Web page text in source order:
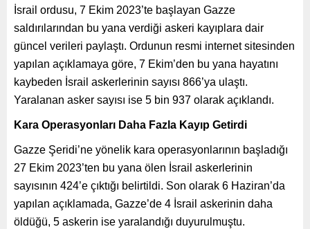
İsrail ordusu, 7 Ekim 2023’te başlayan Gazze
saldırılarından bu yana verdiği askeri kayıplara dair
güncel verileri paylaştı. Ordunun resmi internet sitesinden
yapılan açıklamaya göre, 7 Ekim’den bu yana hayatını
kaybeden İsrail askerlerinin sayısı 866’ya ulaştı.
Yaralanan asker sayısı ise 5 bin 937 olarak açıklandı.
Kara Operasyonları Daha Fazla Kayıp Getirdi
Gazze Şeridi’ne yönelik kara operasyonlarının başladığı
27 Ekim 2023’ten bu yana ölen İsrail askerlerinin
sayısının 424’e çıktığı belirtildi. Son olarak 6 Haziran’da
yapılan açıklamada, Gazze’de 4 İsrail askerinin daha
öldüğü, 5 askerin ise yaralandığı duyurulmuştu.